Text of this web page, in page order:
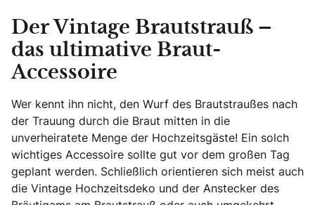
Der Vintage Brautstrauß –
das ultimative Braut-
Accessoire
Wer kennt ihn nicht, den Wurf des Brautstraußes nach
der Trauung durch die Braut mitten in die
unverheiratete Menge der Hochzeitsgäste! Ein solch
wichtiges Accessoire sollte gut vor dem großen Tag
geplant werden. Schließlich orientieren sich meist auch
die Vintage Hochzeitsdeko und der Anstecker des